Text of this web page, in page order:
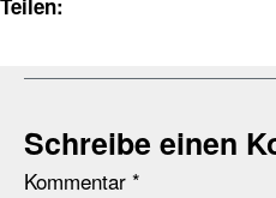
Schreibe einen
Kommentar *